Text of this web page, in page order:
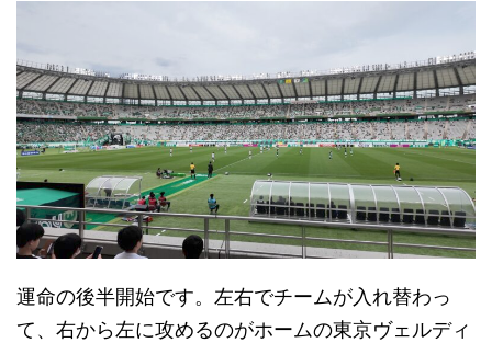
運命の後半開始です。左右でチームが入れ替わっ
て、右から左に攻めるのがホームの東京ヴェルディ